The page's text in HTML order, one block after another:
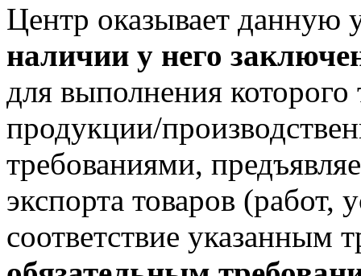
Центр оказывает
наличии у него
для выполнения которого
продукции/
требованиями,
экспорта товаров (работ,
соответствие указанным